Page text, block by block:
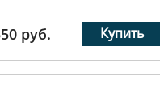
руб. Купить